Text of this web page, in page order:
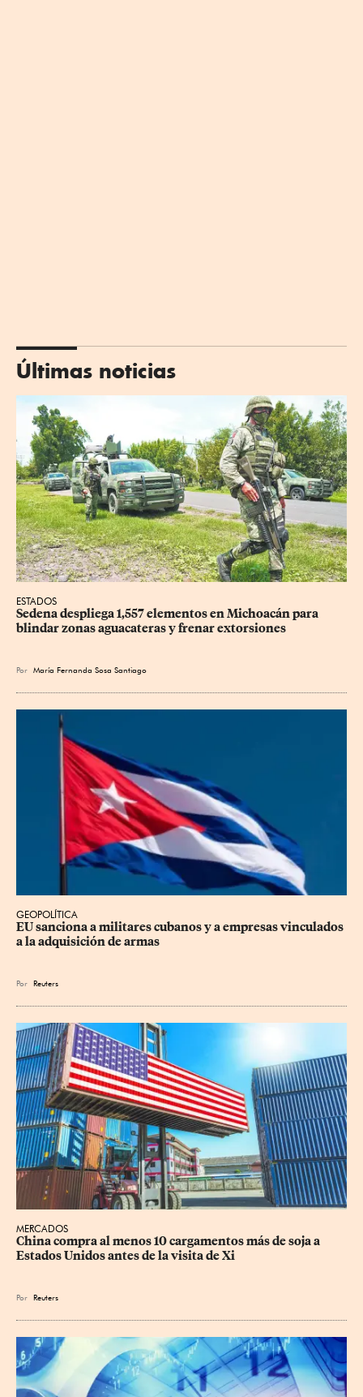
Últimas noticias
ESTADOS
Sedena despliega 1,557 elementos en Michoacán para
blindar zonas aguacateras y frenar extorsiones
Por María Fernanda Sosa Santiago
GEOPOLÍTICA
EU sanciona a militares cubanos y a empresas vinculados
a la adquisición de armas
Por Reuters
MERCADOS
China compra al menos 10 cargamentos más de soja a
Estados Unidos antes de la visita de Xi
Por Reuters